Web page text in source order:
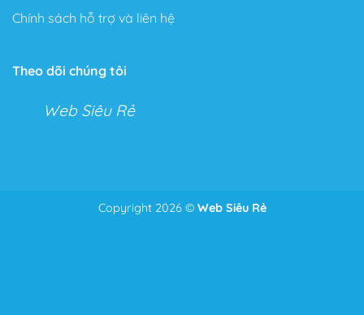
Chính sách hỗ trợ và liên hệ
Theo dõi chúng tôi
Web Siêu Rẻ
Copyright 2026 © Web Siêu Rẻ